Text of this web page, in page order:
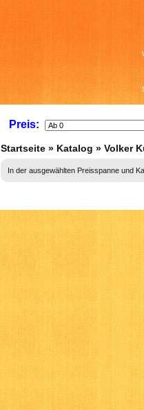
Preis:
Startseite » Katalog » Volker
In der ausgewählten Preisspanne und